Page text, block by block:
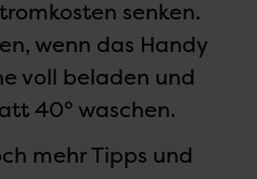
senken.
wenn das Handy
voll beladen und
40° waschen.
mehr Tipps und